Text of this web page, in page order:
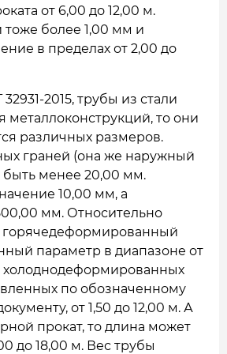
от 6,00 до 12,00 м.
более 1,00 мм и
в пределах от 2,00 до
2015, трубы из стали
то они
различных размеров.
граней (она же наружный
менее 20,00 мм.
10,00 мм, а
мм. Относительно
горячедеформированный
параметр в диапазоне от
холоднодеформированных
по обозначенному
от 1,50 до 12,00 м. А
прокат, то длина может
до 18,00 м. Вес трубы